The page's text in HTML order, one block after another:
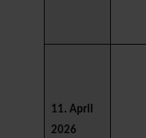
11. April
2026